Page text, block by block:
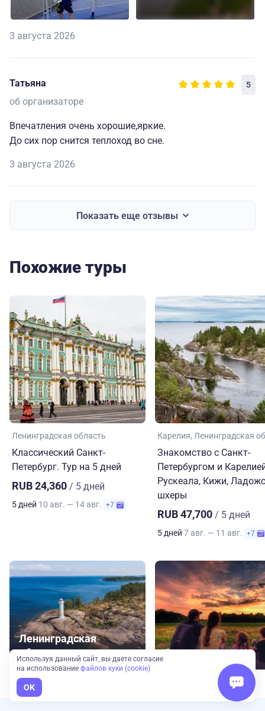
3 августа 2026
Татьяна 5
об организаторе
Впечатления очень хорошие,яркие.
До сих пор снится теплоход во сне.
3 августа 2026
Показать еще отзывы
Похожие туры
Ленинградская область
Классический Санкт-
Петербург. Тур на 5 дней
RUB 24,360 / 5 дней
5 дней 10 авг. — 14 авг. +7
Карелия Ленинградская
Знакомство с Санкт-
Петербургом и
Рускеала, Кижи,
шхеры
RUB 47,700 / 5 дней
5 дней 7 авг. — 11 авг. +7
Ленинградская
область
Отдых с детьми
Используя данный сайт, вы даете согласие
на использование файлов куки (cookie)
OK